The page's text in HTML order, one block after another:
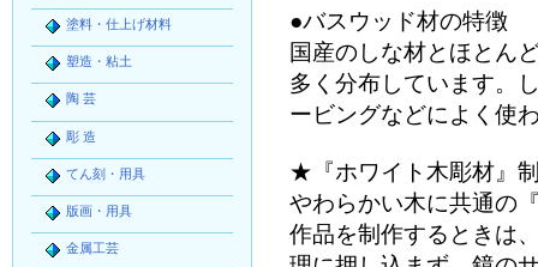
●バスウッド材の特徴
国産のしな材とほとん
多く分布しています。
ービングなどによく使
★『ホワイト木彫材』
やわらかい木に共通の
作品を制作するときは
塗料・仕上げ材料
塑造・粘土
陶 芸
彫 造
てん刻・用具
版画・用具
金属工芸